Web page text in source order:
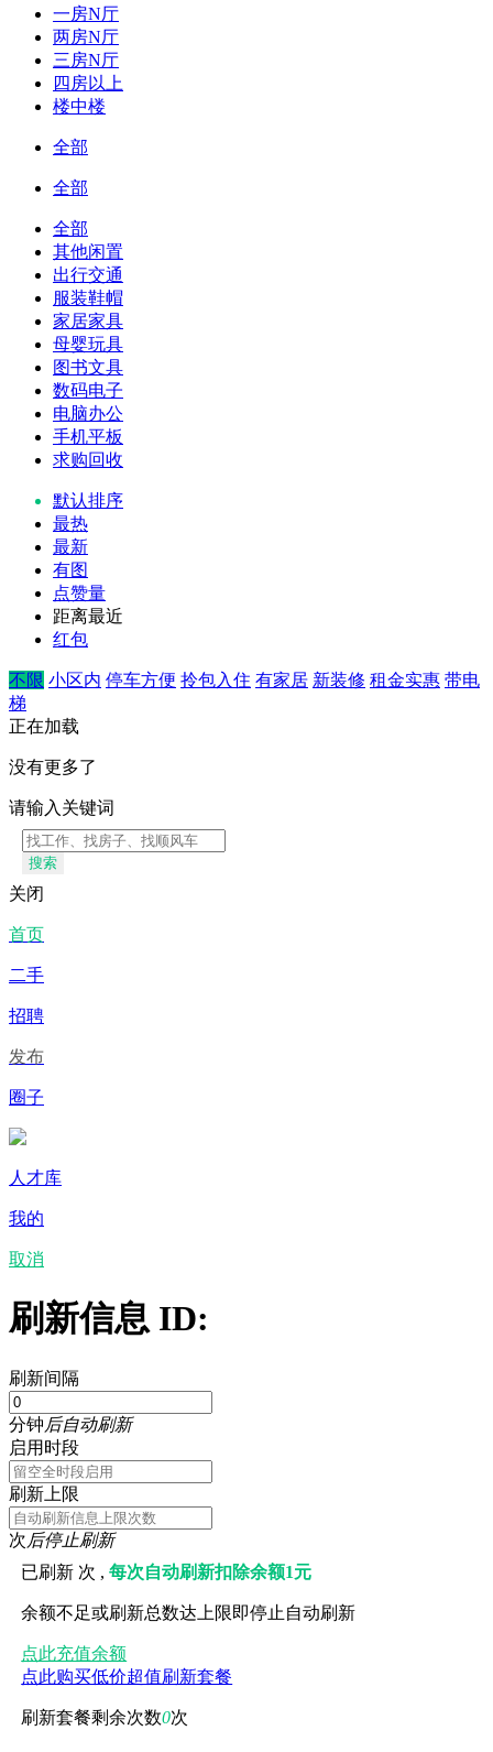
一房N厅
两房N厅
三房N厅
四房以上
楼中楼
全部
全部
全部
其他闲置
出行交通
服装鞋帽
家居家具
母婴玩具
图书文具
数码电子
电脑办公
手机平板
求购回收
默认排序
最热
最新
有图
点赞量
距离最近
红包
不限 小区内 停车方便 拎包入住 有家居 新装修 租金实惠 带电
梯
正在加载
没有更多了
请输入关键词
搜索
关闭
首页
二手
招聘
发布
圈子
人才库
我的
取消
刷新信息 ID:
刷新间隔
分钟后自动刷新
启用时段
刷新上限
次后停止刷新
已刷新 次 ,每次自动刷新扣除余额1元
余额不足或刷新总数达上限即停止自动刷新
点此充值余额
点此购买低价超值刷新套餐
刷新套餐剩余次数0次